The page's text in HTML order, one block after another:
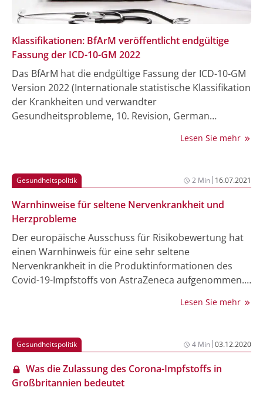
Klassifikationen: BfArM veröffentlicht endgültige
Fassung der ICD-10-GM 2022
Das BfArM hat die endgültige Fassung der ICD-10-GM
Version 2022 (Internationale statistische Klassifikation
der Krankheiten und verwandter
Gesundheitsprobleme, 10. Revision, German
zusammen mit dem Operationen- und
Entgeltsysteme in der ambulanten und stationären
Versorgung sowie weiteren Anwendungsbereichen. In
die neue Version flossen 46 Vorschläge ein, zumeist
von medizinischen Fachgesellschaften, Fachleuten
aus der Ärzteschaft, Krankenkassen und Kliniken
sowie aus weiteren Organisationen der
Selbstverwaltung im Gesundheitswesen.
Lesen Sie mehr
Gesundheitspolitik 2 Min| 16.07.2021
Warnhinweise für seltene Nervenkrankheit und
Herzprobleme
Der europäische Ausschuss für Risikobewertung hat
einen Warnhinweis für eine sehr seltene
Nervenkrankheit in die Produktinformationen des
Covid-19-Impfstoffs von AstraZeneca aufgenommen.
Instituts, der am Donnerstag in Langen (Hessen)
(GBS) werden durch eine überschießende
Autoimmunreaktion Nerven geschädigt, so dass sie
keine Reize mehr übertragen können.
Lesen Sie mehr
Gesundheitspolitik 4 Min|03.12.2020
Was die Zulassung des Corona-Impfstoffs in
Großbritannien bedeutet